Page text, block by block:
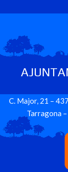
C. Major, 21 –
Tarragona